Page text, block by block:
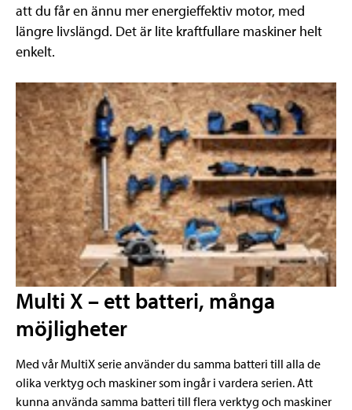
att du får en ännu mer energieffektiv motor, med
längre livslängd. Det är lite kraftfullare maskiner helt
enkelt.
Multi X – ett batteri, många
möjligheter
Med vår MultiX serie använder du samma batteri till alla de
olika verktyg och maskiner som ingår i vardera serien. Att
kunna använda samma batteri till flera verktyg och maskiner